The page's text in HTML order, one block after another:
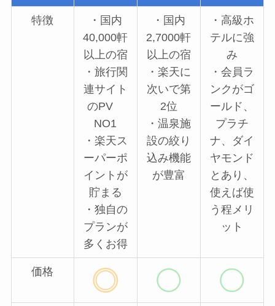
特徴
・国内
40,000軒
以上の宿
・旅行関
連サイト
のPV
NO1
・楽天ス
ーパーポ
イントが
貯まる
・独自の
プランが
多くお得
・国内
2,7000軒
以上の宿
・楽天に
次いで第
2位
・温泉施
設の絞り
込み機能
が豊富
・高級ホ
テルに強
み
・会員ラ
ンクがゴ
ールド、
プラチ
ナ、ダイ
ヤモンド
とあり、
使えば使
う程メリ
ット
価格